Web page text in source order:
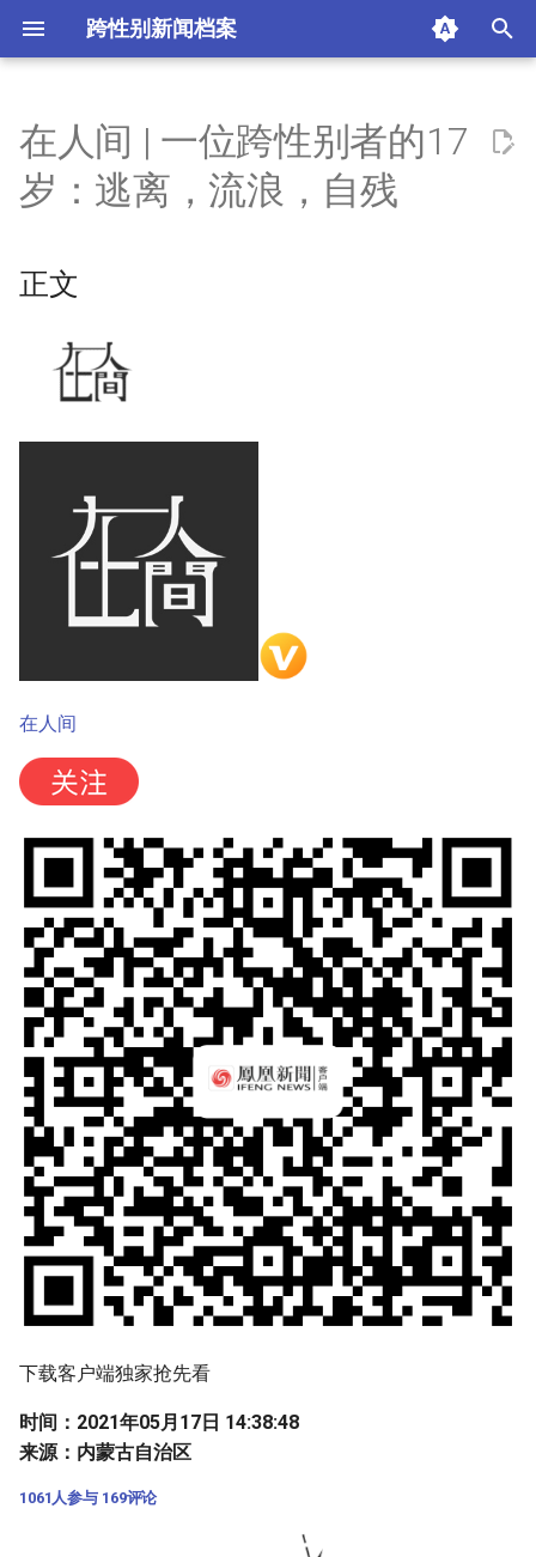
跨性别新闻档案
t
a
a
r
c
正文
摘要与附加信息
附加信息 [Processed Page
Metadata]
在人间 | 一位跨性别者的17
岁：逃离，流浪，自残
正文
在人间
下载客户端独家抢先看
时间：2021年05月17日 14:38:48
来源：内蒙古自治区
1061人参与 169评论